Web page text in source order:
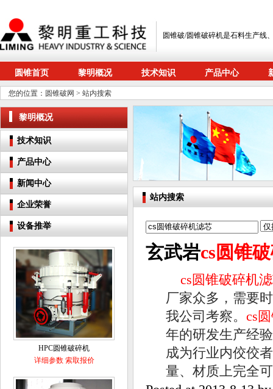
圆锥破/圆锥破碎机是石料生产线
圆锥首页 黎明概况 技术知识 产品中心
您的位置： 圆锥破网 > 站内搜索
黎明概况
技术知识
产品中心
新闻中心
企业荣誉
设备推举
HPC圆锥破碎机
详细参数 索取报价
站内搜索
玄武岩cs圆锥
cs圆锥破碎机
厂家众多，需要
我公司考察。 cs
年的研发生产经
成为行业内佼佼
量、材质上完全